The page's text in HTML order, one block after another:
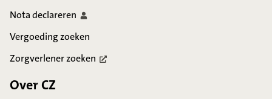
Notadeclareren
Vergoeding zoeken
Zorgverlenerzoeken
Over CZ